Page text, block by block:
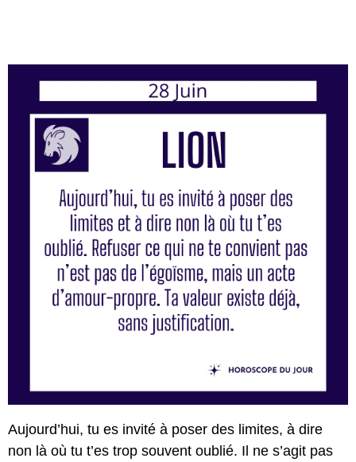
Aujourd’hui, tu es invité à poser des limites, à dire
non là où tu t’es trop souvent oublié. Il ne s’agit pas